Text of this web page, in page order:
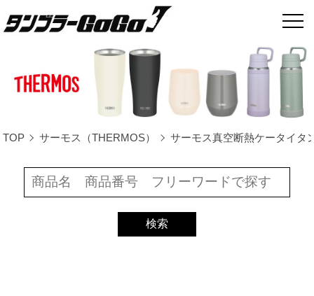
TOP サーモス（THERMOS） サーモス真空断熱ケータイタ